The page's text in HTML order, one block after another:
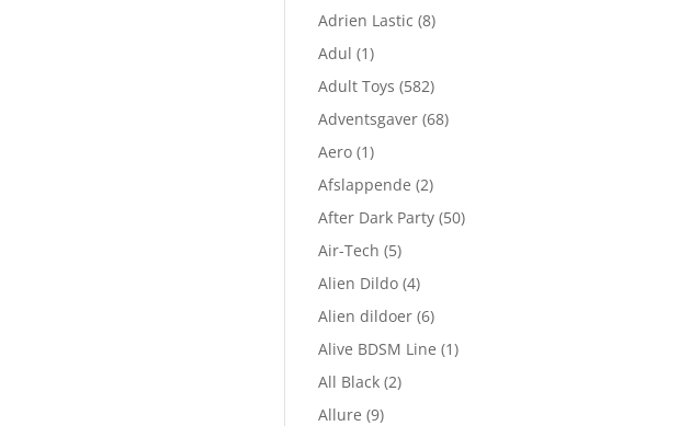
Adrien Lastic (8)
Adul (1)
Adult Toys (582)
Adventsgaver (68)
Aero (1)
Afslappende (2)
After Dark Party (50)
Air-Tech (5)
Alien Dildo (4)
Alien dildoer (6)
Alive BDSM Line (1)
All Black (2)
Allure (9)